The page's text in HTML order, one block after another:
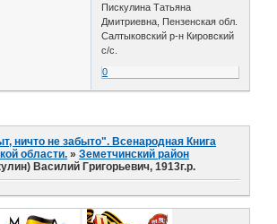
Пискулина Татьяна
Дмитриевна, Пензенская обл.
Салтыковский р-н Кировский
с/с.
0
ничто не забыто". Всенародная Книга
области. »Земетчинский район
Василий Григорьевич, 1913г.р.